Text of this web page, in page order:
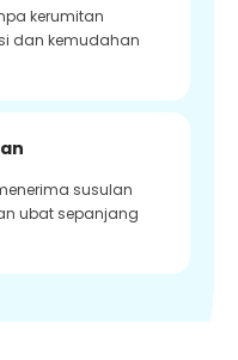
kerumitan
dan kemudahan
susulan
ubat sepanjang